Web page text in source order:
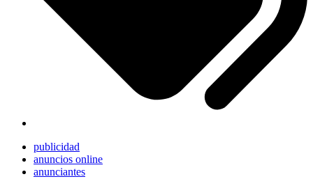
publicidad
anuncios online
anunciantes